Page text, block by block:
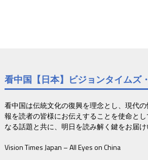
看中国【日本】ビジョンタイムズ
看中国は伝統文化の復興を理念とし、現代
報を読者の皆様にお伝えすることを使命と
なる話題と共に、明日を読み解く鍵をお届け
Vision Times Japan – All Eyes on China